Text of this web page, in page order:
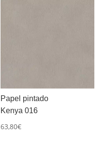
Papel pintado
Kenya 016
63,80€